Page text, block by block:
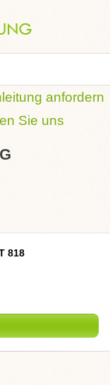
anfordern
Sie uns
818